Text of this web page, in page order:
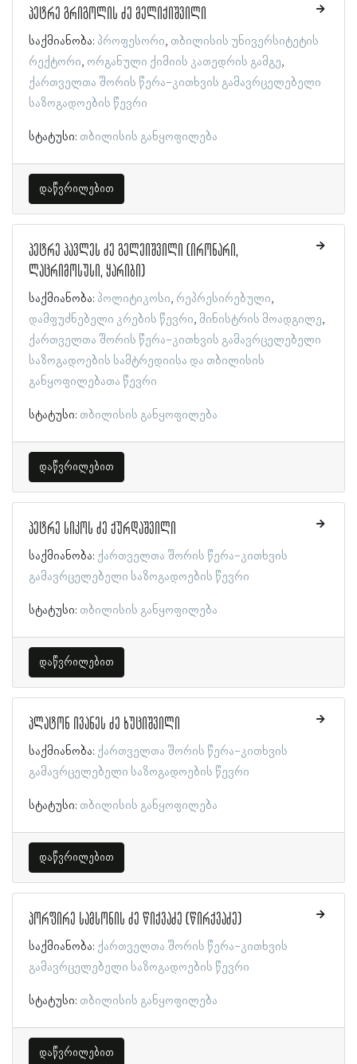
პეტრე გრიგოლის ძე მელიქიშვილი
საქმიანობა: პროფესორი თბილისის უნივერსიტეტის
რექტორი ორგანული ქიმიის კათედრის გამგე
ქართველთა შორის წერა-კითხვის გამავრცელებელი
საზოგადოების წევრი
სტატუსი: თბილისის განყოფილება
დაწვრილებით
პეტრე პავლეს ძე გელეიშვილი (ირონარი,
ლაცრიმოსუსი, ყარიბი)
საქმიანობა: პოლიტიკოსი რეპრესირებული
დამფუძნებელი კრების წევრი მინისტრის მოადგილე
ქართველთა შორის წერა-კითხვის გამავრცელებელი
საზოგადოების სამტრედიისა და თბილისის
განყოფილებათა წევრი
სტატუსი: თბილისის განყოფილება
დაწვრილებით
პეტრე სიკოს ძე ქურდაშვილი
საქმიანობა: ქართველთა შორის წერა-კითხვის
გამავრცელებელი საზოგადოების წევრი
სტატუსი: თბილისის განყოფილება
დაწვრილებით
პლატონ ივანეს ძე ხუციშვილი
საქმიანობა: ქართველთა შორის წერა-კითხვის
გამავრცელებელი საზოგადოების წევრი
სტატუსი: თბილისის განყოფილება
დაწვრილებით
პორფირე სამსონის ძე წიქვაძე (წირქვაძე)
საქმიანობა: ქართველთა შორის წერა-კითხვის
გამავრცელებელი საზოგადოების წევრი
სტატუსი: თბილისის განყოფილება
დაწვრილებით